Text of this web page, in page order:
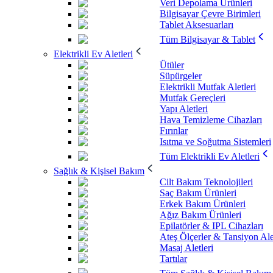
Veri Depolama Ürünleri
Bilgisayar Çevre Birimleri
Tablet Aksesuarları
Tüm Bilgisayar & Tablet
Elektrikli Ev Aletleri
Ütüler
Süpürgeler
Elektrikli Mutfak Aletleri
Mutfak Gereçleri
Yapı Aletleri
Hava Temizleme Cihazları
Fırınlar
Isıtma ve Soğutma Sistemleri
Tüm Elektrikli Ev Aletleri
Sağlık & Kişisel Bakım
Cilt Bakım Teknolojileri
Saç Bakım Ürünleri
Erkek Bakım Ürünleri
Ağız Bakım Ürünleri
Epilatörler & IPL Cihazları
Ateş Ölçerler & Tansiyon
Masaj Aletleri
Tartılar